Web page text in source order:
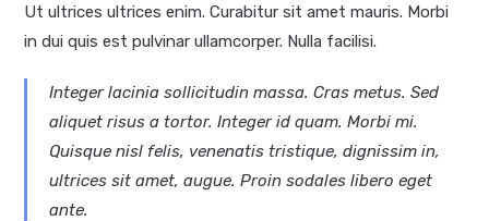
Ut ultrices ultrices enim. Curabitur sit amet mauris. Morbi
in dui quis est pulvinar ullamcorper. Nulla facilisi.
Integer lacinia sollicitudin massa. Cras metus. Sed
aliquet risus a tortor. Integer id quam. Morbi mi.
Quisque nisl felis, venenatis tristique, dignissim in,
ultrices sit amet, augue. Proin sodales libero eget
ante.